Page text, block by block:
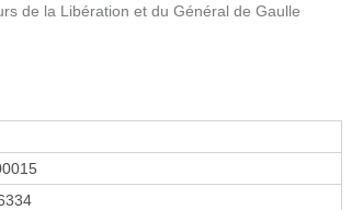
de la Libération et du Général de Gaulle